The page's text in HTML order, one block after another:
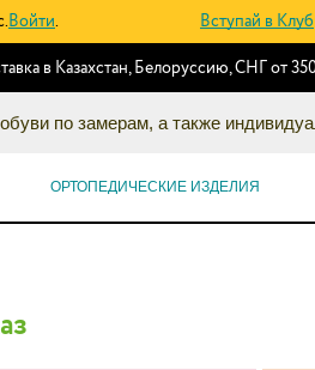
Войти. Вступай в Клуб
в Казахстан, Белоруссию, СНГ от
по замерам, а также
ОРТОПЕДИЧЕСКИЕ ИЗДЕЛИЯ